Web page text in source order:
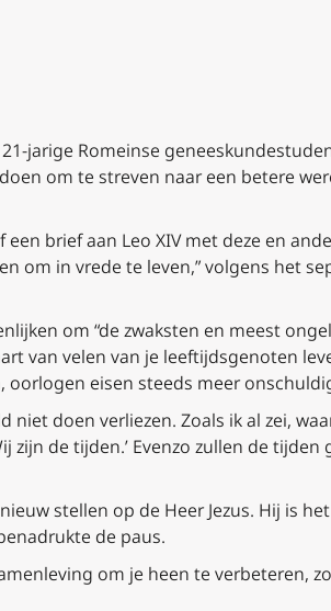
jarige Romeinse
om te streven naar een betere
brief aan Leo XIV met deze en
om in vrede te leven,” volgens het
om “de zwaksten en meest
van velen van je leeftijdsgenoten
eisen steeds meer
doen verliezen. Zoals ik al zei,
zijn de tijden.’ Evenzo zullen de tijden
stellen op de Heer Jezus. Hij is
de paus.
om je heen te verbeteren,